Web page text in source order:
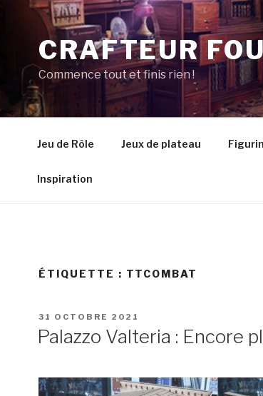
CRAFTEUR FOU
Commence tout et finis rien !
Jeu de Rôle Jeux de plateau
Inspiration
ÉTIQUETTE : TTCOMBAT
PUBLIÉ
LE
31 OCTOBRE 2021
Palazzo Valteria : Encore